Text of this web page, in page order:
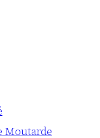
Moutarde